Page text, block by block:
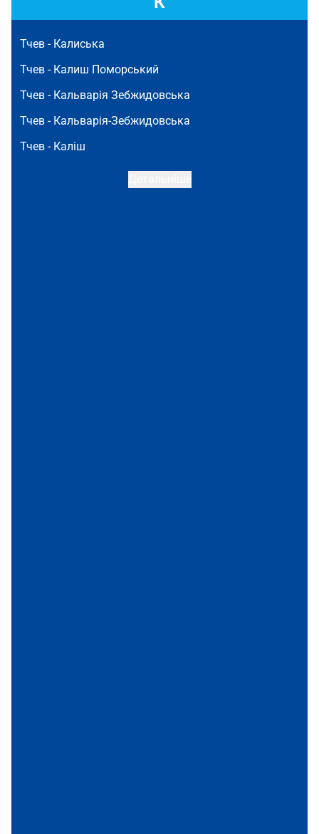
Тчев - Калиська
Тчев - Калиш Поморський
Тчев - Кальварія Зебжидовська
Тчев - Кальварія-Зебжидовська
Тчев - Каліш